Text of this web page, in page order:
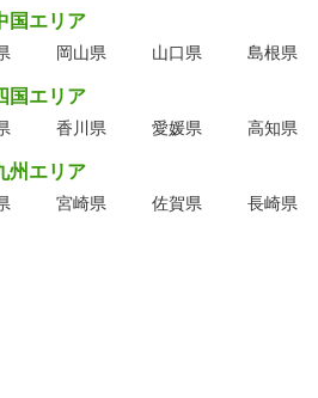
国エリア
岡山県 山口県 島根県
国エリア
香川県 愛媛県 高知県
州エリア
宮崎県 佐賀県 長崎県